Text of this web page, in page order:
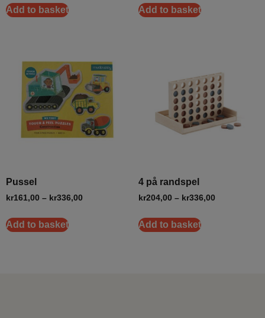
Add to basket Add to basket
Pussel
kr161,00 – kr336,00
Add to basket
4 på randspel
kr204,00 – kr336,00
Add to basket